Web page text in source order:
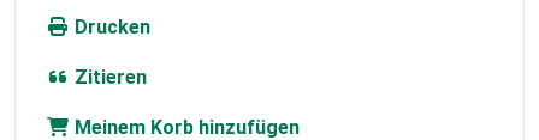
Drucken
Zitieren
Meinem Korb hinzufügen